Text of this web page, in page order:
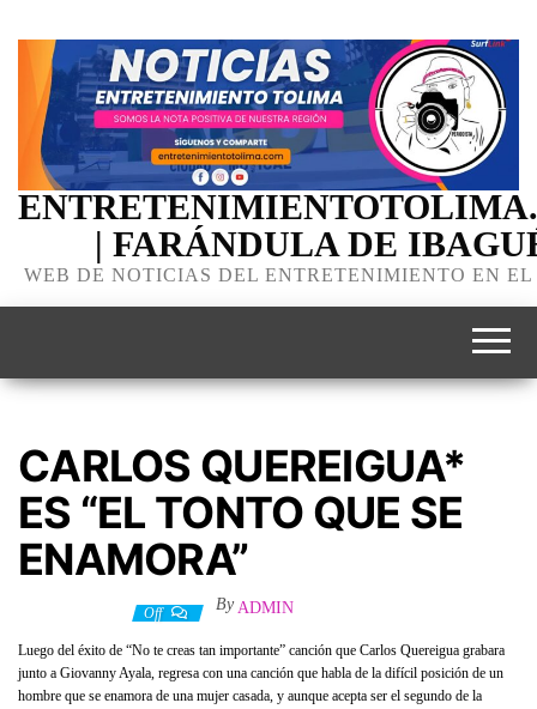
| FARÁNDULA DE
WEB DE NOTICIAS DEL ENTRETENIMIENTO EN
CARLOS QUEREIGUA*
ES “EL TONTO QUE SE
ENAMORA”
Off By ADMIN
Luego del éxito de “No te creas tan importante” canción que Carlos Quereigua grabara
junto a Giovanny Ayala, regresa con una canción que habla de la difícil posición de un
hombre que se enamora de una mujer casada, y aunque acepta ser el segundo de la